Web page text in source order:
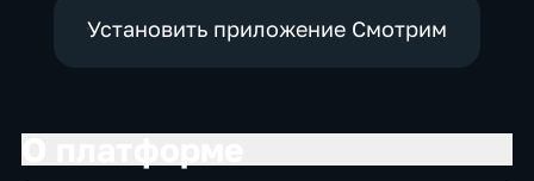
Установить приложение Смотрим